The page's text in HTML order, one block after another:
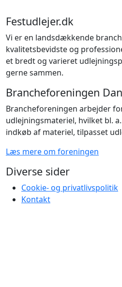
Festudlejer.dk
Vi er en landsdækkende
kvalitetsbevidste og
et bredt og varieret
gerne sammen.
Brancheforeningen
Brancheforeningen arbejder
udlejningsmateriel, hvilket bl.
indkøb af materiel, tilpasset
Læs mere om foreningen
Diverse sider
Cookie- og privatlivspolitik
Kontakt